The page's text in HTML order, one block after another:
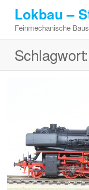
springen
Lokbau –
Feinmechanische
Schlagwort: